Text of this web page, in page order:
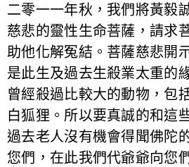
二零一一年秋，我們將黃毅
慈悲的靈性生命菩薩，請求
助他化解冤結。菩薩慈悲開
是此生及過去生殺業太重的
曾經殺過比較大的動物，包
白狐狸。所以要真誠的和這
過去老人沒有機會得聞佛陀
您們，在此我們代爺爺向您